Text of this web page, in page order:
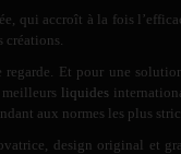
qui accroît à la fois
regarde. Et pour une
liquides
aux normes les plus
design original et